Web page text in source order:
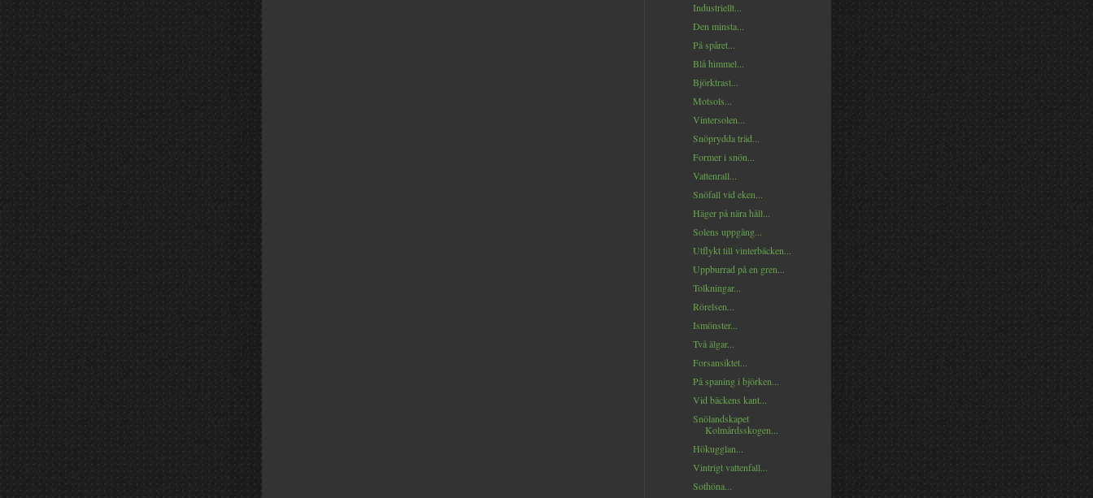
Industriellt...
Den minsta...
På spåret...
Blå himmel...
Björktrast...
Motsols...
Vintersolen...
Snöprydda träd...
Former i snön...
Vattenrall...
Snöfall vid eken...
Häger på nära håll...
Solens uppgång...
Utflykt till vinterbäcken...
Uppburrad på en gren...
Tolkningar...
Rörelsen...
Ismönster...
Två älgar...
Forsansiktet...
På spaning i björken...
Vid bäckens kant...
Snölandskapet
Kolmårdsskogen...
Hökugglan...
Vintrigt vattenfall...
Sothöna...